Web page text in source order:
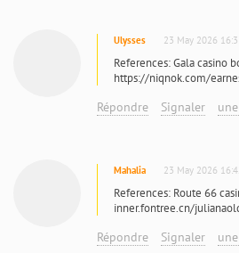
Ulysses 23 May 2026
References: Gala casino
https://niqnok.com/
Répondre Signaler
Mahalia 23 May 2026
References: Route 66
inner.fontree.cn/
Répondre Signaler